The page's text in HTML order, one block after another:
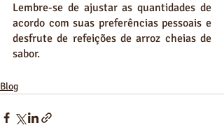
Lembre-se de ajustar as quantidades de
acordo com suas preferências pessoais e
desfrute de refeições de arroz cheias de
sabor.
Blog